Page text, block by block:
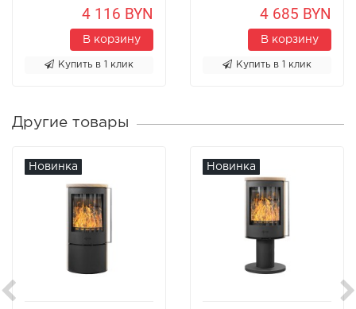
4 116 BYN
В корзину
Купить в 1 клик
4 685 BYN
В корзину
Купить в 1 клик
Другие товары
Новинка Новинка